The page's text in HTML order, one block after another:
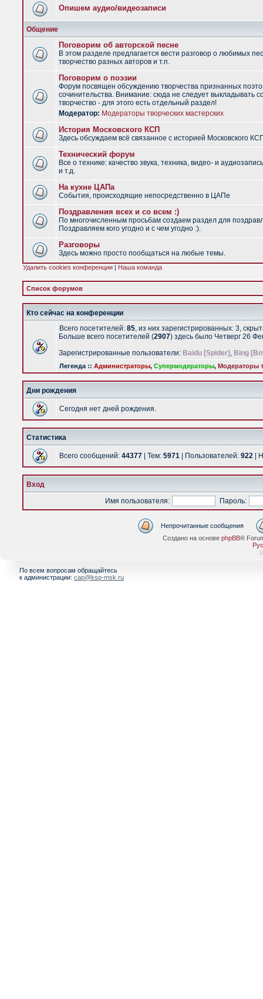
Опишем аудио/видеозаписи
Общение
Поговорим об авторской песне
В этом разделе предлагается вести разговор о любимых
творчество разных авторов и т.п.
Поговорим о поэзии
Форум посвящен обсуждению творчества признанных
сочинительства. Внимание: сюда не следует выкладывать
творчество - для этого есть отдельный раздел!
Модератор: Модераторы творческих мастерских
История Московского КСП
Здесь обсуждаем всё связанное с историей Московского
Технический форум
Все о технике: качество звука, техника, видео- и
и т.д.
На кухне ЦАПа
События, происходящие непосредственно в ЦАПе
Поздравления всех и со всем :)
По многочисленным просьбам создаем раздел для
Поздравляем кого угодно и с чем угодно :).
Разговоры
Здесь можно просто пообщаться на любые темы.
Удалить cookies конференции | Наша команда
Список форумов
Кто сейчас на конференции
Всего посетителей: 85, из них зарегистрированных: 3,
Больше всего посетителей (2907) здесь было Четверг 26
Зарегистрированные пользователи: Baidu [Spider] , Bing
Легенда :: Администраторы, Супермодераторы, Модераторы
Дни рождения
Сегодня нет дней рождения.
Статистика
Всего сообщений: 44377 | Тем: 5971 | Пользователей: 922 |
Вход
Имя пользователя:
Пароль:
Непрочитанные сообщения
Создано на основе phpBB®
[
По всем вопросам обращайтесь
к администрации: cap@ksp-msk.ru